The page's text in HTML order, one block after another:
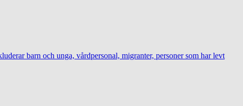
barn och unga, vårdpersonal, migranter, personer som har levt